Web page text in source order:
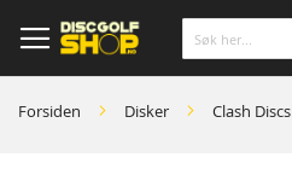
to
Content
Forsiden Disker Clash Discs